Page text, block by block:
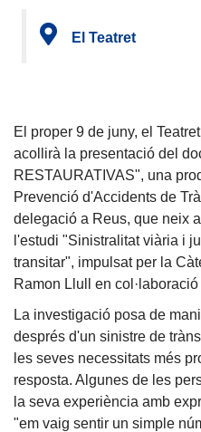
El Teatret
El proper 9 de juny, el
acollirà la presentació del
RESTAURATIVAS", una
Prevenció d'Accidents de
delegació a Reus, que neix
l'estudi "Sinistralitat viària i
transitar", impulsat per la
Ramon Llull en col·laboració
La investigació posa de
després d'un sinistre de
les seves necessitats més
resposta. Algunes de les
la seva experiència amb
"em vaig sentir un simple